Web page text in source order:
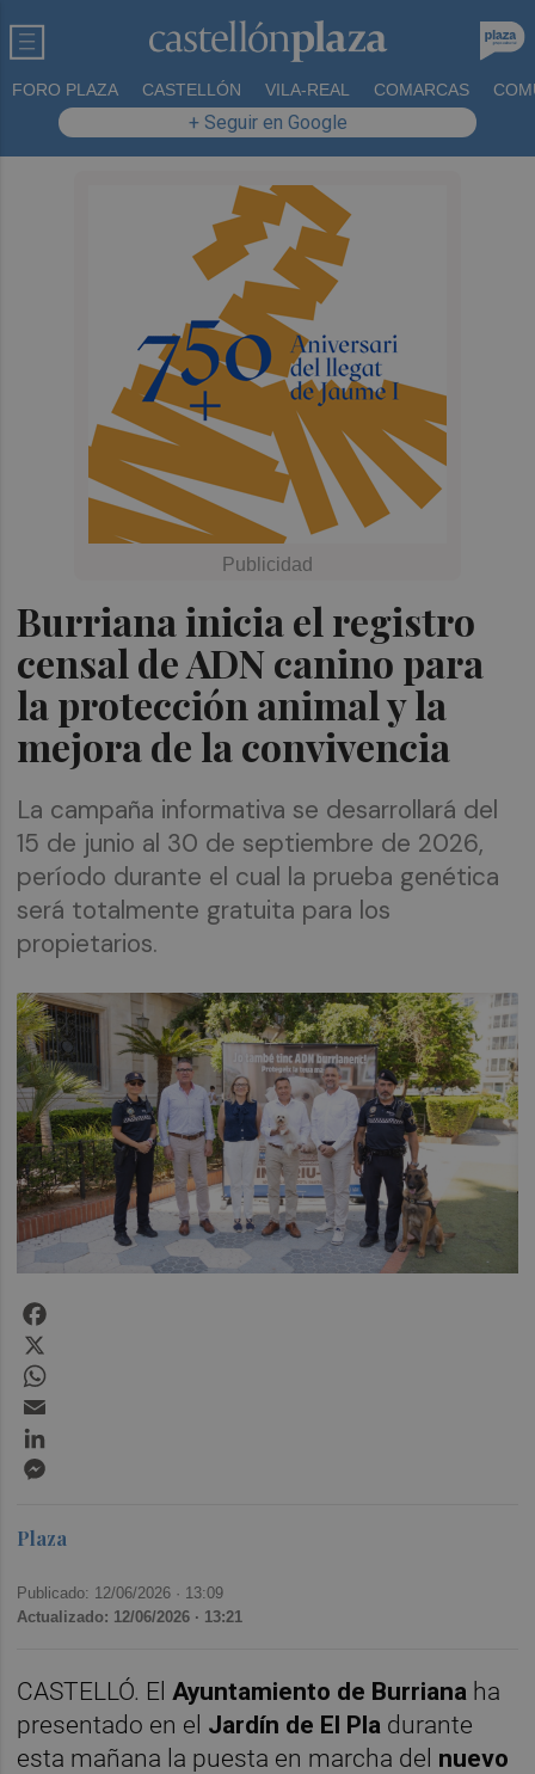
FORO PLAZA CASTELLÓN VILA-REAL COMARCAS
+ Seguir en Google
Burriana inicia el registro
censal de ADN canino para
la protección animal y la
mejora de la convivencia
La campaña informativa se desarrollará del
15 de junio al 30 de septiembre de 2026,
período durante el cual la prueba genética
será totalmente gratuita para los
propietarios.
Plaza
Publicado: 12/06/2026 · 13:09
Actualizado: 12/06/2026 · 13:21
CASTELLÓ. ElAyuntamiento de Burriana ha
presentado en el Jardín de El Pla durante
esta mañana la puesta en marcha del nuevo